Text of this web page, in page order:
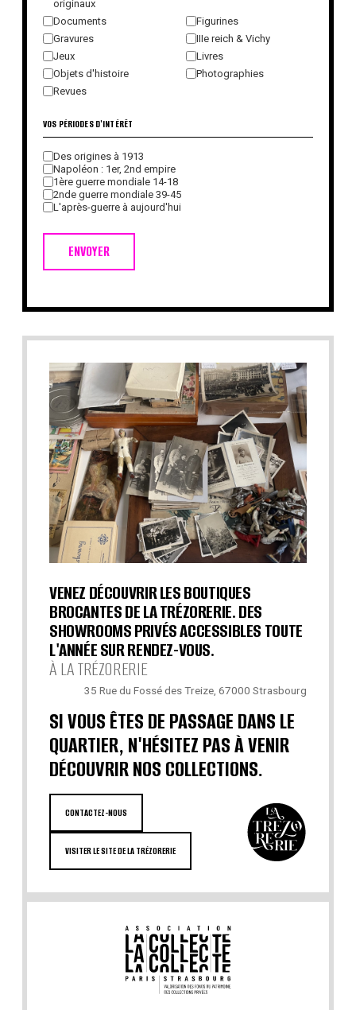
originaux
Documents
Figurines
Gravures
IIIe reich & Vichy
Jeux
Livres
Objets d'histoire
Photographies
Revues
ENVOYER
VOS PÉRIODES D'INTÉRÊT
Des origines à 1913
Napoléon : 1er, 2nd empire
1ère guerre mondiale 14-18
2nde guerre mondiale 39-45
L'après-guerre à aujourd'hui
VENEZ DÉCOUVRIR LES BOUTIQUES
BROCANTES DE LA TRÉZORERIE. DES
SHOWROOMS PRIVÉS ACCESSIBLES TOUTE
L'ANNÉE SUR RENDEZ-VOUS.
À LA TRÉZORERIE
35 Rue du Fossé des Treize, 67000 Strasbourg
SI VOUS ÊTES DE PASSAGE DANS LE
QUARTIER, N'HÉSITEZ PAS À VENIR
DÉCOUVRIR NOS COLLECTIONS.
CONTACTEZ-NOUS
VISITER LE SITE DE LA TRÉZORERIE